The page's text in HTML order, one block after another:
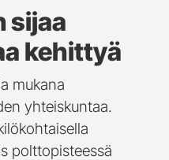
sijaa
kehittyä
mukana
yhteiskuntaa.
polttopisteessä